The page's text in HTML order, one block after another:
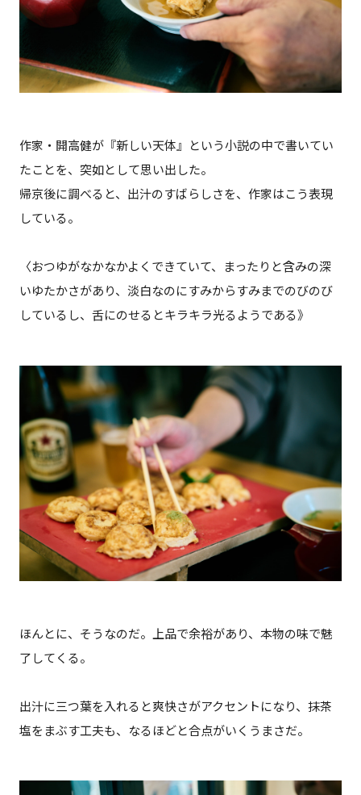
作家・開高健が『新しい天体』という小説の中で書いてい
たことを、突如として思い出した。
帰京後に調べると、出汁のすばらしさを、作家はこう表現
している。
〈おつゆがなかなかよくできていて、まったりと含みの深
いゆたかさがあり、淡白なのにすみからすみまでのびのび
しているし、舌にのせるとキラキラ光るようである》
ほんとに、そうなのだ。上品で余裕があり、本物の味で魅
了してくる。
出汁に三つ葉を入れると爽快さがアクセントになり、抹茶
塩をまぶす工夫も、なるほどと合点がいくうまさだ。